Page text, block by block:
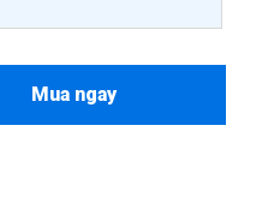
Mua ngay